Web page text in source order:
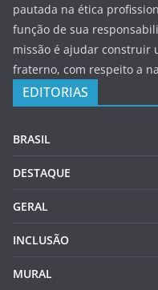
pautada na ética
função de sua
missão é ajudar construir
fraterno, com respeito a
EDITORIAS
BRASIL
DESTAQUE
GERAL
INCLUSÃO
MURAL